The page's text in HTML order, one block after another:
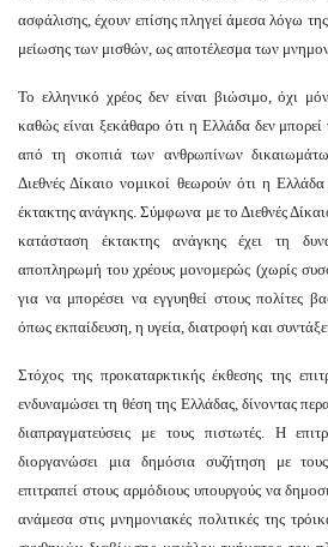
ασφάλισης, έχουν επίσης πληγεί άμεσα λόγω
μείωσης των μισθών, ως αποτέλεσμα των
Το ελληνικό χρέος δεν είναι βιώσιμο, όχι
καθώς είναι ξεκάθαρο ότι η Ελλάδα δεν
από τη σκοπιά των ανθρωπίνων
Διεθνές Δίκαιο νομικοί θεωρούν ότι η
έκτακτης ανάγκης. Σύμφωνα με το Διεθνές
κατάσταση έκτακτης ανάγκης έχει τη
αποπληρωμή του χρέους μονομερώς (χωρίς
για να μπορέσει να εγγυηθεί στους πολίτες
όπως εκπαίδευση, η υγεία, διατροφή και
Στόχος της προκαταρκτικής έκθεσης της
ενδυναμώσει τη θέση της Ελλάδας, δίνοντας
διαπραγματεύσεις με τους πιστωτές. Η
διοργανώσει μια δημόσια συζήτηση με
επιτραπεί στους αρμόδιους υπουργούς να
ανάμεσα στις μνημονιακές πολιτικές της